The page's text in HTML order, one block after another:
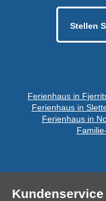
Stellen
Ferienhaus in
Ferienhaus in
Ferienhaus in
Kundenservice